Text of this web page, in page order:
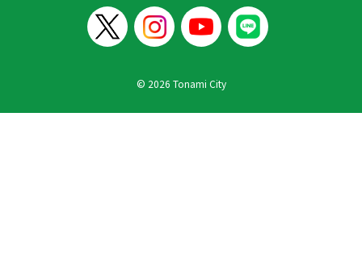
© 2026 Tonami City